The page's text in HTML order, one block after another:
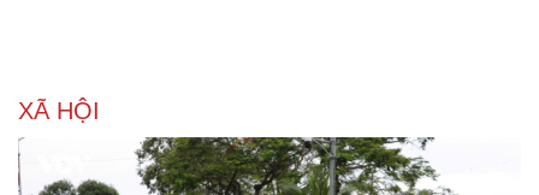
Sức khỏe
Dinh dưỡng - món ngon
Đời sống
Nhà đẹp
XÃ HỘI